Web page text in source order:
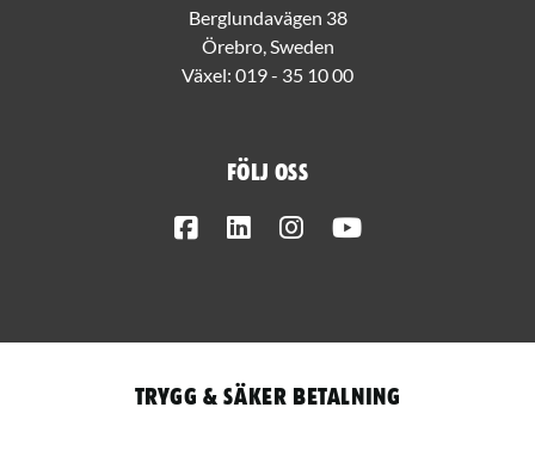
Berglundavägen 38
Örebro, Sweden
Växel: 019 - 35 10 00
Följ oss
FacebookLinkedInInstagram
Trygg & säker betalning